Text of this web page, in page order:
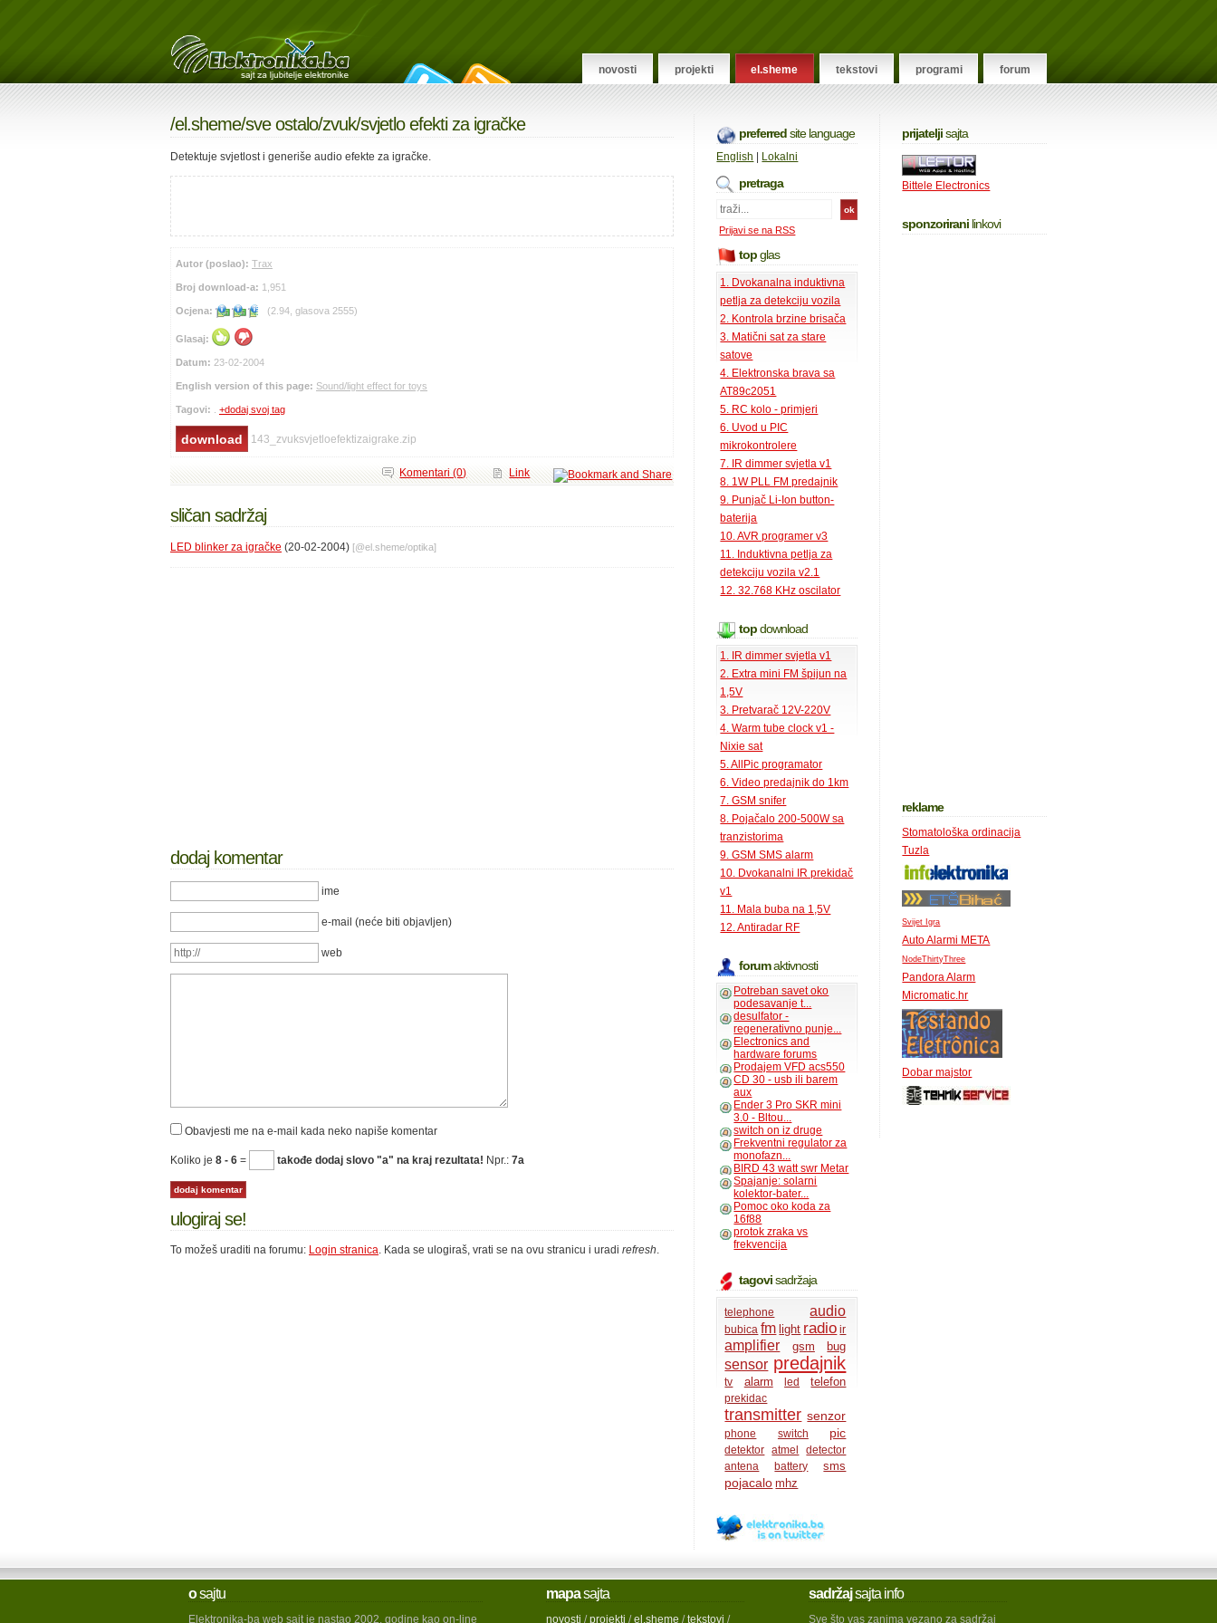
novosti projekti el.sheme tekstovi programi forum
/el.sheme/sve ostalo/zvuk/svjetlo efekti za igračke
Detektuje svjetlost i generiše audio efekte za igračke.
Autor (poslao): Trax
Broj download-a: 1,951
Ocjena: (2.94, glasova 2555)
Glasaj:
Datum: 23-02-2004
English version of this page: Sound/light effect for toys
Tagovi: +dodaj svoj tag
143_zvuksvjetloefektizaigrake.zip
Link
Komentari (0)
sličan sadržaj
LED blinker za igračke (20-02-2004) [@el.sheme/optika]
dodaj komentar
ime
e-mail (neće biti objavljen)
web
Obavjesti me na e-mail kada neko napiše komentar
Koliko je 8 - 6 = takođe dodaj slovo "a" na kraj rezultata! Npr.: 7a
ulogiraj se!
To možeš uraditi na forumu: Login stranica. Kada se ulogiraš, vrati se na ovu stranicu i uradi refresh.
preferredsite language
English Lokalni
pretraga
Prijavi se na RSS
topglas
1. Dvokanalna induktivna
petlja za detekciju vozila
2. Kontrola brzine brisača
3. Matični sat za stare
satove
4. Elektronska brava sa
AT89c2051
5. RC kolo - primjeri
6. Uvod u PIC
mikrokontrolere
7. IR dimmer svjetla v1
8. 1W PLL FM predajnik
9. Punjač Li-Ion button-
baterija
10. AVR programer v3
11. Induktivna petlja za
detekciju vozila v2.1
12. 32.768 KHz oscilator
topdownload
1. IR dimmer svjetla v1
2. Extra mini FM špijun na
1,5V
3. Pretvarač 12V-220V
4. Warm tube clock v1 -
Nixie sat
5. AllPic programator
6. Video predajnik do 1km
7. GSM snifer
8. Pojačalo 200-500W sa
tranzistorima
9. GSM SMS alarm
10. Dvokanalni IR prekidač
v1
11. Mala buba na 1,5V
12. Antiradar RF
forumaktivnosti
Potreban savet oko
podesavanje t...
desulfator -
regenerativno punje...
Electronics and
hardware forums
Prodajem VFD acs550
CD 30 - usb ili barem
aux
Ender 3 Pro SKR mini
3.0 - Bltou...
switch on iz druge
Frekventni regulator za
monofazn...
BIRD 43 watt swr Metar
Spajanje: solarni
kolektor-bater...
Pomoc oko koda za
16f88
protok zraka vs
frekvencija
tagovisadržaja
telephone audio
bubica fm light radio ir
amplifier gsm bug
sensor predajnik
tv alarm led telefon
prekidac
transmitter senzor
phone switch pic
detektor atmel
detector
antena
battery sms
pojacalo mhz
prijateljisajta
Bittele Electronics
sponzorirani linkovi
reklame
Stomatološka ordinacija
Tuzla
Svijet Igra
Auto Alarmi META
NodeThirtyThree
Pandora Alarm
Micromatic.hr
Dobar majstor
osajtu
Elektronika-ba web sajt je nastao 2002. godine kao on-line
mapasajta
novosti /projekti /el.sheme /tekstovi /
sadržajsajta info
Sve što vas zanima vezano za sadržaj